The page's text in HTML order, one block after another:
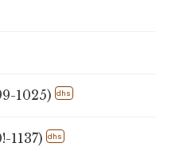
1025) dhs
1137) dhs